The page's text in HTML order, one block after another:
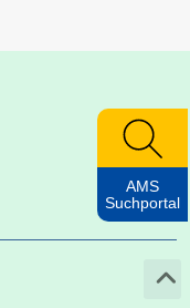
AMS
Suchportal